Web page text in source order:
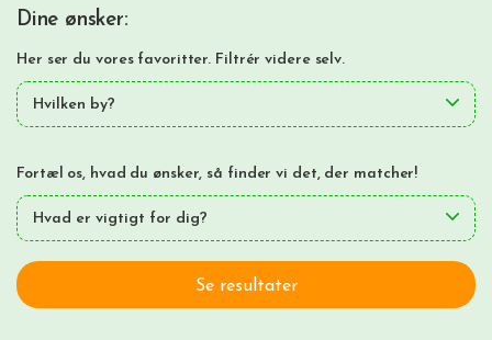
Dine ønsker:
Her ser du vores favoritter. Filtrér videre selv.
Hvilken by?
Fortæl os, hvad du ønsker, så finder vi det, der matcher!
Hvad er vigtigt for dig?
Se resultater